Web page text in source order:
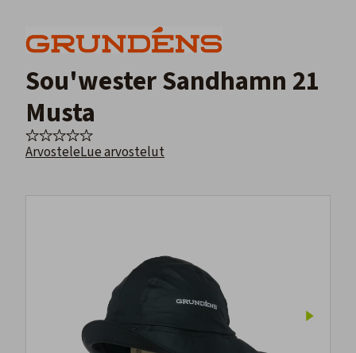
Sou'wester Sandhamn 21
Musta
ArvosteleLue arvostelut